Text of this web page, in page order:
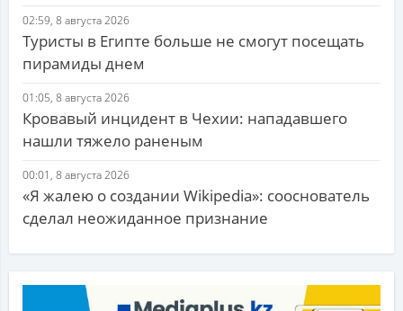
02:59, 8 августа 2026
Туристы в Египте больше не смогут посещать
пирамиды днем
01:05, 8 августа 2026
Кровавый инцидент в Чехии: нападавшего
нашли тяжело раненым
00:01, 8 августа 2026
«Я жалею о создании Wikipedia»: сооснователь
сделал неожиданное признание